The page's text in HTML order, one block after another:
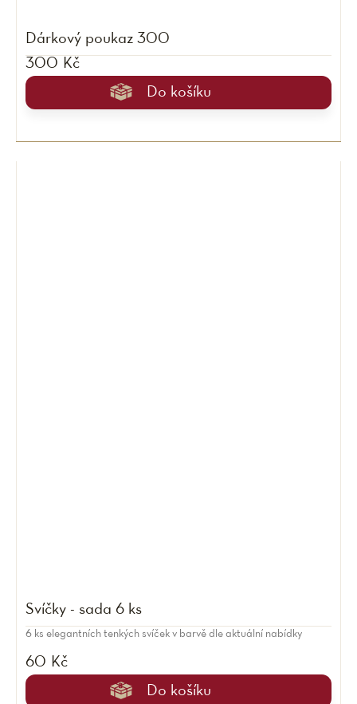
Dárkový poukaz 300
300 Kč
Do košíku
Svíčky - sada 6 ks
60 Kč
Do košíku
6 ks elegantních tenkých svíček v barvě dle aktuální nabídky